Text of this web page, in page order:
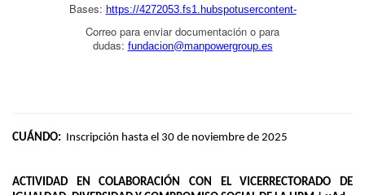
Bases: https://4272053.fs1.hubspotusercontent-
Correo para enviar documentación o para
dudas: fundacion@manpowergroup.es
CUÁNDO: Inscripción hasta el 30 de noviembre de 2025
ACTIVIDAD EN COLABORACIÓN CON EL VICERRECTORADO DE